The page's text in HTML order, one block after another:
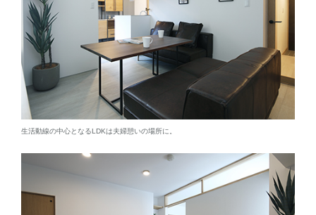
生活動線の中心となるLDKは夫婦憩いの場所に。